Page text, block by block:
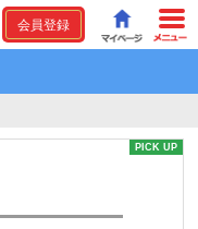
会員登録
PICK UP